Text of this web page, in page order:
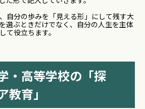
自分の歩みを「見える形」にして残す大
選ぶときだけでなく、自分の人生を主体
て役立ちます。
・高等学校の「探
教育」